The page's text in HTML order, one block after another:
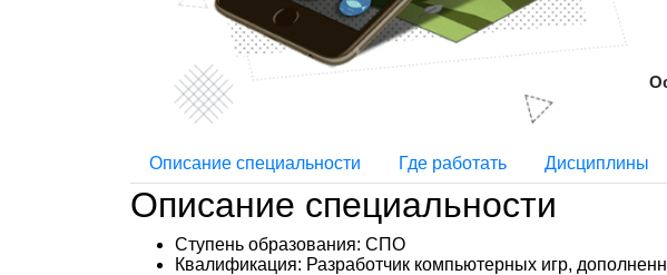
Описание специальности Где работать Дисциплины
Описание специальности
Ступень образования: СПО
Квалификация: Разработчик компьютерных игр,